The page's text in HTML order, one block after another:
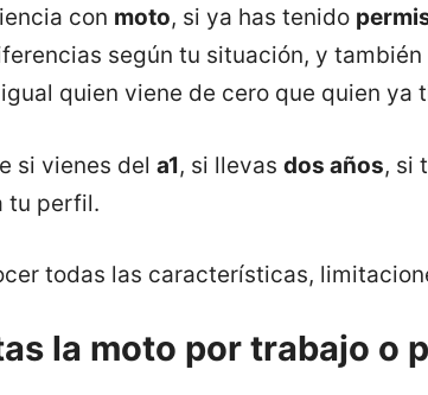
con moto, si ya has tenido
según tu situación, y
igual quien viene de cero que quien
si vienes del a1, si llevas dos años, si
tu perfil.
todas las características,
la moto por trabajo o